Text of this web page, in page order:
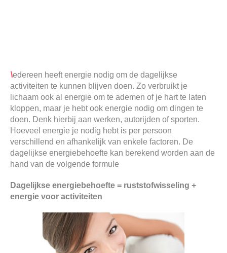
Iedereen heeft energie nodig om de dagelijkse
activiteiten te kunnen blijven doen. Zo verbruikt je
lichaam ook al energie om te ademen of je hart te laten
kloppen, maar je hebt ook energie nodig om dingen te
doen. Denk hierbij aan werken, autorijden of sporten.
Hoeveel energie je nodig hebt is per persoon
verschillend en afhankelijk van enkele factoren. De
dagelijkse energiebehoefte kan berekend worden aan de
hand van de volgende formule
Dagelijkse energiebehoefte = ruststofwisseling +
energie voor activiteiten